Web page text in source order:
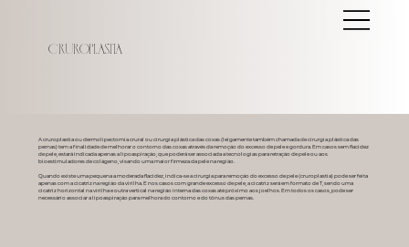
Cruroplastia
A cruroplastia ou dermolipectomia crural ou cirurgia plástica das coxas (leigamente também chamada de cirurgia plástica das
pernas) tem a finalidade de melhorar o contorno das coxas através da remoção do excesso de pele e gordura. Em casos sem flacidez
de pele, estará indicada apenas a lipoaspiração, que poderá ser associada a tecnologias para retração de pele ou aos
bioestimuladores de colágeno, visando uma maior firmeza da pele na região.
Quando existe uma pequena a moderada flacidez, indica-se a cirurgia para remoção do excesso de pele (cruroplastia) pode ser feita
apenas com a cicatriz na região da virilha. E nos casos com grande excesso de pele, a cicatriz será em formato de T, sendo uma
cicatriz horizontal na virilha e outra vertical na região interna das coxas até próximo aos joelhos. Em todos os casos, pode ser
necessário associar a lipoaspiração para melhora do contorno e do tônus das pernas.